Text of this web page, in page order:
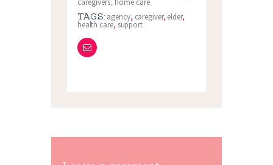
TAGS: agency, caregiver, elder,
health care, support